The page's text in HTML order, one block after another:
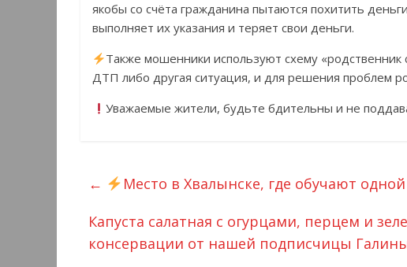
якобы со счёта гражданина пытаются похитить
выполняет их указания и теряет свои деньги.
Также мошенники используют схему
ДТП либо другая ситуация, и для решения проблем
Уважаемые жители, будьте бдительны и не
←
Место в Хвалынске, где обучают
Капуста салатная с огурцами, перцем и
консервации от нашей подписчицы